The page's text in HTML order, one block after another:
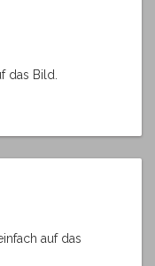
das Bild.
auf das